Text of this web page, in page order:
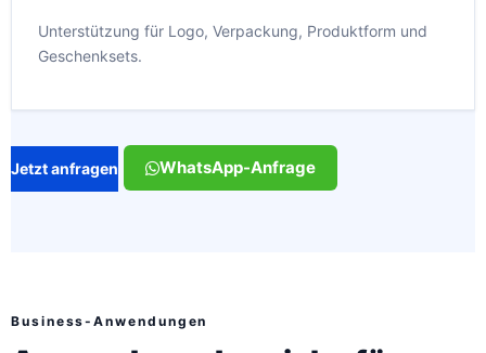
Unterstützung für Logo, Verpackung, Produktform und
Geschenksets.
Jetzt anfragen WhatsApp-Anfrage
Business-Anwendungen